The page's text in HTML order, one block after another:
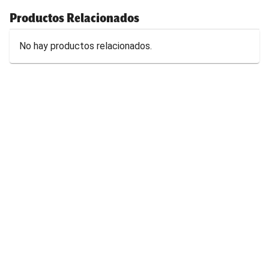
Productos Relacionados
No hay productos relacionados.